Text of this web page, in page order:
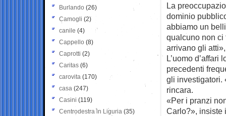
La
dominio
abbiamo un
qualcuno non ci
arrivano gli
L’uomo
precedenti
gli investigatori.
rincara.
«Per i pranzi
Carlo?», insiste
Burlando (26)
Camogli (2)
canile (4)
Cappello (8)
Caprotti (2)
Caritas (6)
carovita (170)
casa (247)
Casini (119)
Centrodestra in Liguria (35)